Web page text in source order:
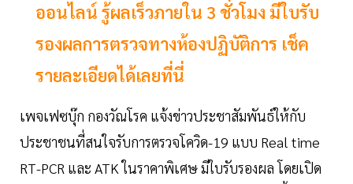
ออนไลน์ รู้ผลเร็วภายใน 3 ชั่วโมง มีใบรับ
รองผลการตรวจทางห้องปฏิบัติการ เช็ค
รายละเอียดได้เลยที่นี่
เพจเฟซบุ๊ก กองวัณโรค แจ้งข่าวประชาสัมพันธ์ให้กับ
ประชาชนที่สนใจรับการตรวจโควิด-19 แบบ Real time
RT-PCR และ ATK ในราคาพิเศษ มีใบรับรองผล โดยเปิด